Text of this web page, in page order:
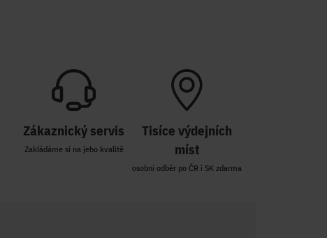
Zákaznický servis
Zakládáme si na jeho kvalitě
Tisíce výdejních
míst
osobní odběr po ČR i SK zdarma